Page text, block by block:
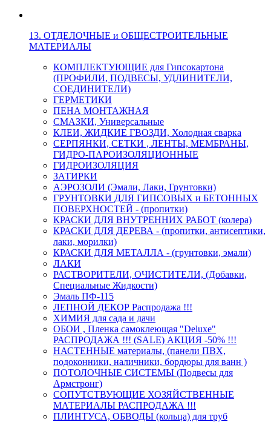
13. ОТДЕЛОЧНЫЕ и ОБЩЕСТРОИТЕЛЬНЫЕ
МАТЕРИАЛЫ
КОМПЛЕКТУЮЩИЕ для Гипсокартона
(ПРОФИЛИ, ПОДВЕСЫ, УДЛИНИТЕЛИ,
СОЕДИНИТЕЛИ)
ГЕРМЕТИКИ
ПЕНА МОНТАЖНАЯ
СМАЗКИ, Универсальные
КЛЕИ, ЖИДКИЕ ГВОЗДИ, Холодная сварка
СЕРПЯНКИ, СЕТКИ , ЛЕНТЫ, МЕМБРАНЫ,
ГИДРО-ПАРОИЗОЛЯЦИОННЫЕ
ГИДРОИЗОЛЯЦИЯ
ЗАТИРКИ
АЭРОЗОЛИ (Эмали, Лаки, Грунтовки)
ГРУНТОВКИ ДЛЯ ГИПСОВЫХ и БЕТОННЫХ
ПОВЕРХНОСТЕЙ - (пропитки)
КРАСКИ ДЛЯ ВНУТРЕННИХ РАБОТ (колера)
КРАСКИ ДЛЯ ДЕРЕВА - (пропитки, антисептики,
лаки, морилки)
КРАСКИ ДЛЯ МЕТАЛЛА - (грунтовки, эмали)
ЛАКИ
РАСТВОРИТЕЛИ, ОЧИСТИТЕЛИ, (Добавки,
Специальные Жидкости)
Эмаль ПФ-115
ЛЕПНОЙ ДЕКОР Распродажа !!!
ХИМИЯ для сада и дачи
ОБОИ , Пленка самоклеющая "Deluxe"
РАСПРОДАЖА !!! (SALE) АКЦИЯ -50% !!!
НАСТЕННЫЕ материалы, (панели ПВХ,
подоконники, наличники, бордюры для ванн )
ПОТОЛОЧНЫЕ СИСТЕМЫ (Подвесы для
Армстронг)
СОПУТСТВУЮЩИЕ ХОЗЯЙСТВЕННЫЕ
МАТЕРИАЛЫ РАСПРОДАЖА !!!
ПЛИНТУСА, ОБВОДЫ (кольца) для труб